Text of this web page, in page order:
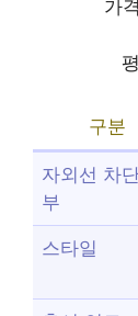
가
구분
자외선 차
부
스타일